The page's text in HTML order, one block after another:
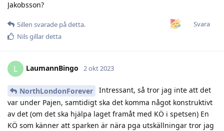
Jakobsson?
Svara
Sillen svarade på detta.
Nilsgillar detta
L LaumannBingo 2 okt 2023
NorthLondonForever
Intressant, så tror jag inte att det
var under Pajen, samtidigt ska det komma något konstruktivt
av det (om det ska hjälpa laget framåt med KÖ i spetsen) En
KÖ som känner att sparken är nära pga utskällningar tror jag